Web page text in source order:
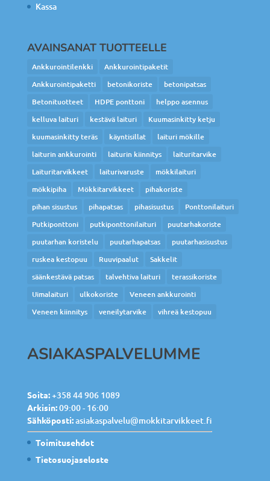
Kassa
AVAINSANAT TUOTTEELLE
Ankkurointilenkki
Ankkurointipaketit
Ankkurointipaketti
betonikoriste
betonipatsas
Betonituotteet
HDPE ponttoni
helppo asennus
kelluva laituri
kestävä laituri
Kuumasinkitty ketju
kuumasinkitty teräs
käyntisillat
laituri mökille
laiturin ankkurointi
laiturin kiinnitys
laituritarvike
Laituritarvikkeet
laiturivaruste
mökkilaituri
mökkipiha
Mökkitarvikkeet
pihakoriste
pihan sisustus
pihapatsas pihasisustus
Ponttonilaituri
Putkiponttoni
putkiponttonilaituri
puutarhakoriste
puutarhan koristelu
puutarhapatsas
puutarhasisustus
ruskea kestopuu
Ruuvipaalut
Sakkelit
säänkestävä patsas
talvehtiva laituri
terassikoriste
Uimalaituri
ulkokoriste
Veneen ankkurointi
Veneen kiinnitys
veneilytarvike vihreä kestopuu
ASIAKASPALVELUMME
Soita:+358 44 906 1089
Arkisin:09:00 - 16:00
Sähköposti:asiakaspalvelu@mokkitarvikkeet.fi
Toimitusehdot
Tietosuojaseloste